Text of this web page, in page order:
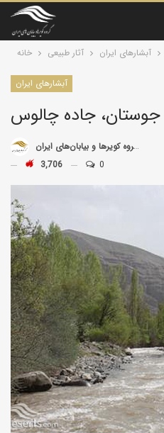
خانه آثار طبیعی آبشارهای ایران
آبشارهای ایران
جوستان، جاده چالوس
توسط گروه کویرها و بیابان‌های ایران
3,706
0